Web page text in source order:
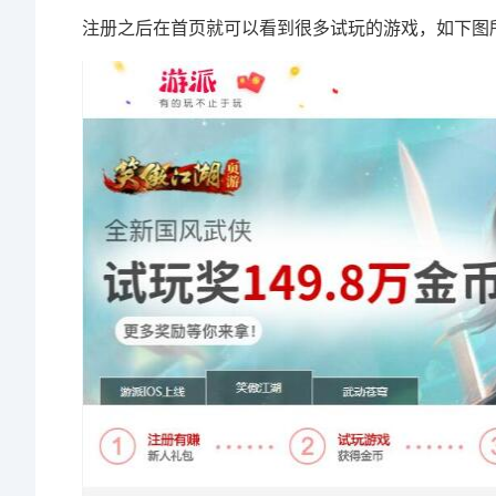
注册之后在首页就可以看到很多试玩的游戏，如下图